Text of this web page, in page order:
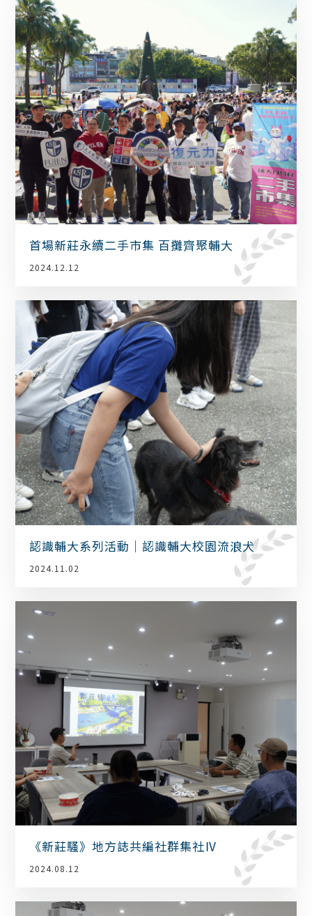
首場新莊永續二手市集 百攤齊聚輔大
2024.12.12
認識輔大系列活動｜認識輔大校園流浪犬
2024.11.02
《新莊騷》地方誌共編社群集社Ⅳ
2024.08.12